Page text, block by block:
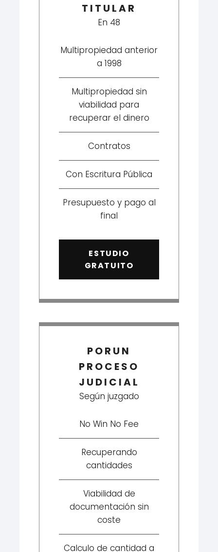
TITULAR
En 48
Multipropiedad anterior
a 1998
Multipropiedad sin
viabilidad para
recuperar el dinero
Contratos
Con Escritura Pública
Presupuesto y pago al
final
ESTUDIO
GRATUITO
PORUN
PROCESO
JUDICIAL
Según juzgado
No Win No Fee
Recuperando
cantidades
Viabilidad de
documentación sin
coste
Calculo de cantidad a